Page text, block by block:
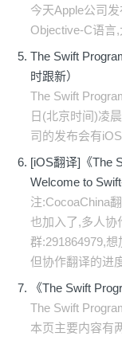
今天Apple公司
Objective-C语言
The Swift
时跟新）
The Swift
日(北京时间)凌
司的发布会有
[iOS翻译]《The
Welcome to
注:CocoaChina
也加入了,多人协
群:291864979,
但协作翻译的进
《The Swift
The Swift
本页主要内容有